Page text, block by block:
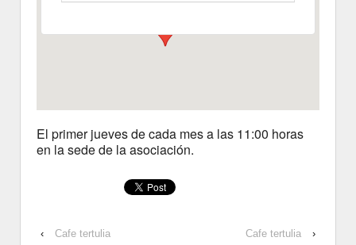
El primer jueves de cada mes a las 11:00 horas
en la sede de la asociación.
‹ Cafe tertulia Cafe tertulia ›